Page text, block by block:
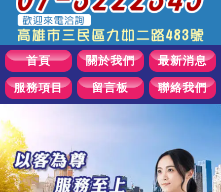
首頁 關於我們 最新消息
服務項目 留言板 聯絡我們